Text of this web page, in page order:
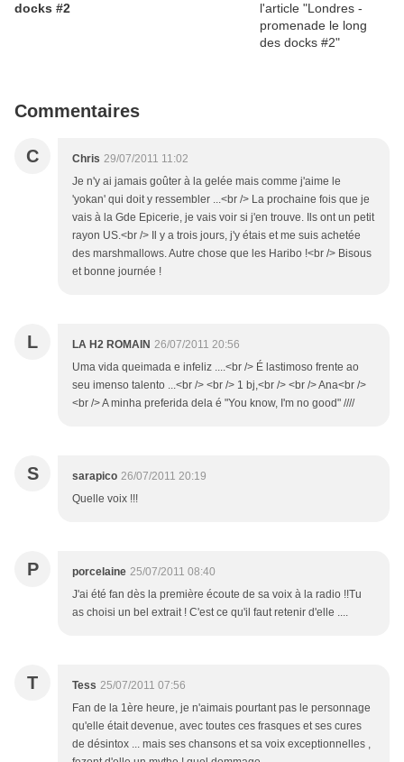
docks #2
Commentaires
C Chris 29/07/2011 11:02
Je n'y ai jamais goûter à la gelée mais comme j'aime le
'yokan' qui doit y ressembler ...<br /> La prochaine fois que je
vais à la Gde Epicerie, je vais voir si j'en trouve. Ils ont un petit
rayon US.<br /> Il y a trois jours, j'y étais et me suis achetée
des marshmallows. Autre chose que les Haribo !<br /> Bisous
et bonne journée !
L LA H2 ROMAIN 26/07/2011 20:56
Uma vida queimada e infeliz ....<br /> É lastimoso frente ao
seu imenso talento ...<br /> <br /> 1 bj,<br /> <br /> Ana<br />
<br /> A minha preferida dela é "You know, I'm no good" ////
S sarapico 26/07/2011 20:19
Quelle voix !!!
P porcelaine 25/07/2011 08:40
J'ai été fan dès la première écoute de sa voix à la radio !!Tu
as choisi un bel extrait ! C'est ce qu'il faut retenir d'elle ....
T Tess 25/07/2011 07:56
Fan de la 1ère heure, je n'aimais pourtant pas le personnage
qu'elle était devenue, avec toutes ces frasques et ses cures
de désintox ... mais ses chansons et sa voix exceptionnelles ,